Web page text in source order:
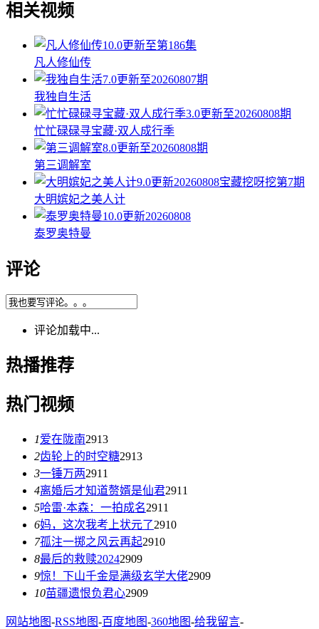
相关视频
10.0更新至第186集
凡人修仙传
7.0更新至20260807期
我独自生活
3.0更新至20260808期
忙忙碌碌寻宝藏·双人成行季
8.0更新至20260808期
第三调解室
9.0更新20260808宝藏挖呀挖第7期
大明嫔妃之美人计
10.0更新20260808
泰罗奥特曼
评论
评论加载中...
热播推荐
热门视频
1爱在陇南2913
2齿轮上的时空糖2913
3一锤万两2911
4离婚后才知道赘婿是仙君2911
5哈雷·本森：一拍成名2911
6妈，这次我考上状元了2910
7孤注一掷之风云再起2910
8最后的救赎20242909
9惊！下山千金是满级玄学大佬2909
10苗疆遗恨负君心2909
网站地图-RSS地图-百度地图-360地图-给我留言-